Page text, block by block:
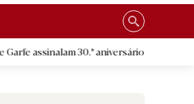
30.º aniversário em setembro